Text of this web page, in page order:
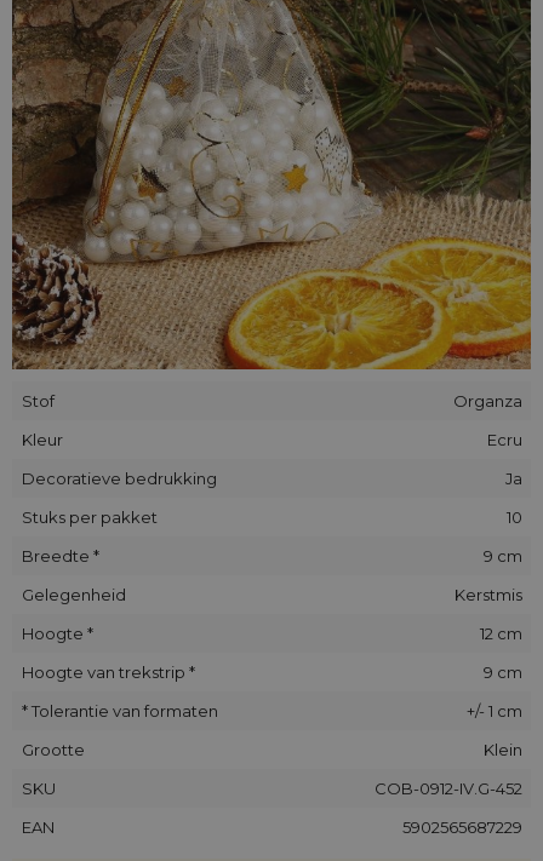
zonder beperkingen.
Stof
Organza
Kleur
Ecru
Decoratieve bedrukking
Ja
Stuks per pakket
10
Breedte *
9 cm
Gelegenheid
Kerstmis
Hoogte *
12 cm
Hoogte van trekstrip *
9 cm
* Tolerantie van formaten
+/- 1 cm
Grootte
Klein
SKU
COB-0912-IV.G-452
EAN
5902565687229